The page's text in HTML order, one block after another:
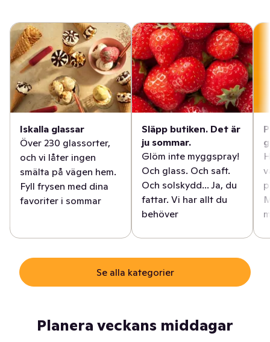
Iskalla glassar
Över 230 glassorter,
och vi låter ingen
smälta på vägen hem.
Fyll frysen med dina
favoriter i sommar
Släpp butiken. Det är
ju sommar.
Glöm inte myggspray!
Och glass. Och saft.
Och solskydd... Ja, du
fattar. Vi har allt du
behöver
Se alla kategorier
Planera veckans middagar